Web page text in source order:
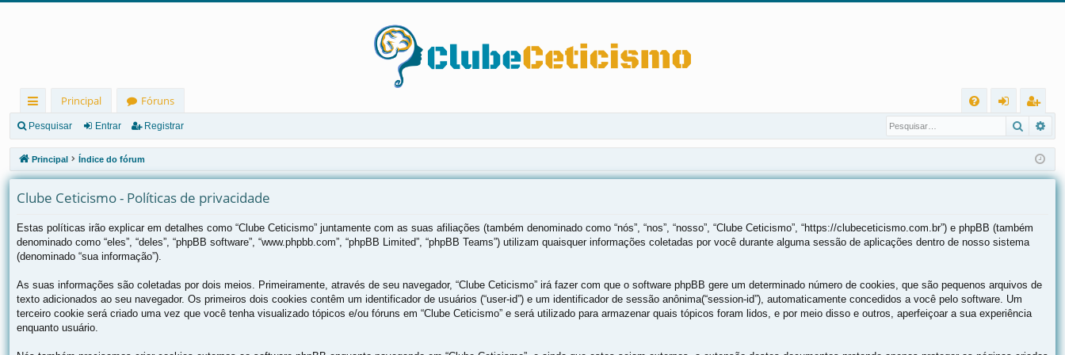
in
ks
rá
pi
d
os
Principal
Fóruns
Q
ra
r
eg
ist
ra
Pesquisar Entrar Registrar
Principal Índice do fórum
Clube Ceticismo - Políticas de privacidade
Estas políticas irão explicar em detalhes como “Clube Ceticismo” juntamente com as suas afiliações (também denominado como “nós”, “nos”, “nosso”, “Clube Ceticismo”, “https://clubeceticismo.com.br”) e phpBB (também
denominado como “eles”, “deles”, “phpBB software”, “www.phpbb.com”, “phpBB Limited”, “phpBB Teams”) utilizam quaisquer informações coletadas por você durante alguma sessão de aplicações dentro de nosso sistema
(denominado “sua informação”).
As suas informações são coletadas por dois meios. Primeiramente, através de seu navegador, “Clube Ceticismo” irá fazer com que o software phpBB gere um determinado número de cookies, que são pequenos arquivos de
texto adicionados ao seu navegador. Os primeiros dois cookies contêm um identificador de usuários (“user-id”) e um identificador de sessão anônima(“session-id”), automaticamente concedidos a você pelo software. Um
terceiro cookie será criado uma vez que você tenha visualizado tópicos e/ou fóruns em “Clube Ceticismo” e será utilizado para armazenar quais tópicos foram lidos, e por meio disso e outros, aperfeiçoar a sua experiência
enquanto usuário.